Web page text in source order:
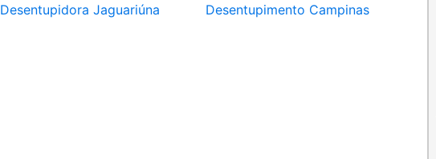
Desentupidora Jaguariúna
Desentupimento Campinas